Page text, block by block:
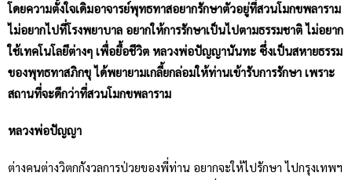
โดยความตั้งใจเดิมอาจารย์พุทธทาสอยากรักษาตัวอยู่ที่สวนโมกขพลาราม
ไม่อยากไปที่โรงพยาบาล อยากให้การรักษาเป็นไปตามธรรมชาติ ไม่อยาก
ใช้เทคโนโลยีต่างๆ เพื่อยื้อชีวิต หลวงพ่อปัญญานันทะ ซึ่งเป็นสหายธรรม
ของพุทธทาสภิกขุ ได้พยายามเกลี้ยกล่อมให้ท่านเข้ารับการรักษา เพราะ
สถานที่จะดีกว่าที่สวนโมกขพลาราม
หลวงพ่อปัญญา
ต่างคนต่างวิตกกังวลการป่วยของพี่ท่าน อยากจะให้ไปรักษา ไปกรุงเทพฯ